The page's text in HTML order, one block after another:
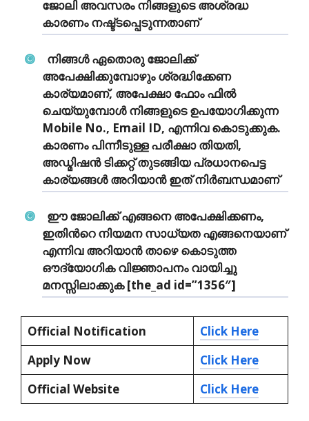
ജോലി അവസരം നിങ്ങളുടെ അശ്രദ്ധ
കാരണം നഷ്ട്ടപ്പെടുന്നതാണ്
നിങ്ങള്‍ ഏതൊരു ജോലിക്ക്
അപേക്ഷിക്കുമ്പോഴും ശ്രദ്ധിക്കേണ
കാര്യമാണ്, അപേക്ഷാ ഫോം ഫില്‍
ചെയ്യുമ്പോള്‍ നിങ്ങളുടെ ഉപയോഗിക്കുന്ന
Mobile No., Email ID, എന്നിവ കൊടുക്കുക.
കാരണം പിന്നീടുള്ള പരീക്ഷാ തിയതി,
അഡ്മിഷന്‍ ടിക്കറ്റ് തുടങ്ങിയ പ്രധാനപെട്ട
കാര്യങ്ങള്‍ അറിയാന്‍ ഇത് നിര്‍ബന്ധമാണ്‌
ഈ ജോലിക്ക് എങ്ങനെ അപേക്ഷിക്കണം,
ഇതിന്‍റെ നിയമന സാധ്യത എങ്ങനെയാണ്
എന്നിവ അറിയാന്‍ താഴെ കൊടുത്ത
ഔദ്യോഗിക വിജ്ഞാപനം വായിച്ചു
മനസ്സിലാക്കുക [the_ad id=”1356″]
Official Notification
Click Here
Apply Now
Click Here
Official Website
Click Here